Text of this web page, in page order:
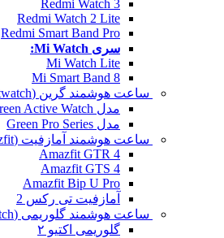
Redmi Watch 3
Redmi Watch 2 Lite
Redmi Smart Band Pro
سری Mi Watch:
Mi Watch Lite
Mi Smart Band 8
ساعت هوشمند گرین (Green Smartwatch)
مدل Green Active Watch
مدل Green Pro Series
ساعت هوشمند آمازفیت (Amazfit)
Amazfit GTR 4
Amazfit GTS 4
Amazfit Bip U Pro
آمازفیت تی رکس 2
ساعت هوشمند گلوریمی (Glorimi Smartwatch)
گلوریمی اکتیو ۲